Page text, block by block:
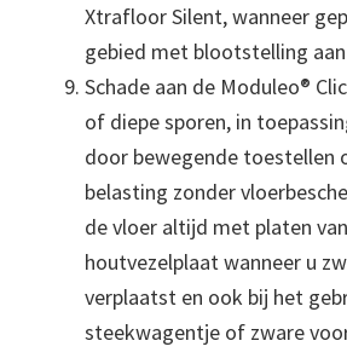
Xtrafloor Silent, wanneer
gebied met blootstelling
Schade aan de Moduleo®
of diepe sporen, in
door bewegende toestellen
belasting zonder
de vloer altijd met platen
houtvezelplaat wanneer u
verplaatst en ook bij het
steekwagentje of zware